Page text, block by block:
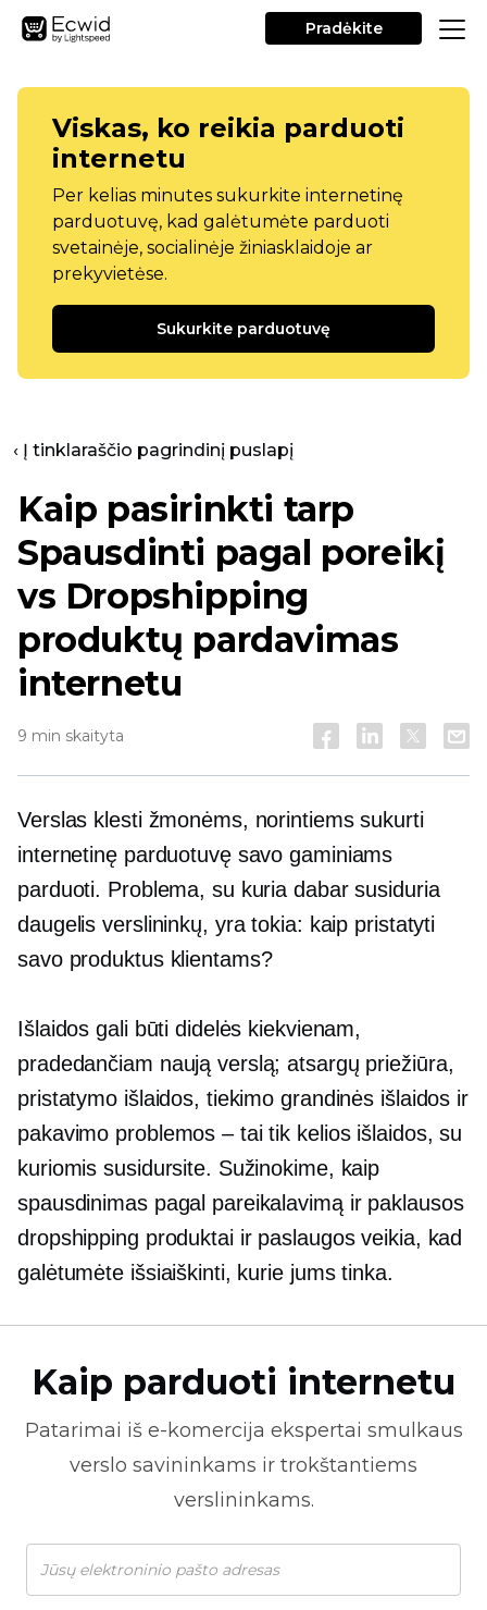
Pradėkite
Viskas, ko reikia parduoti
internetu
Per kelias minutes sukurkite internetinę
parduotuvę, kad galėtumėte parduoti
svetainėje, socialinėje žiniasklaidoje ar
prekyvietėse.
Sukurkite parduotuvę
‹ Į tinklaraščio pagrindinį puslapį
Kaip pasirinkti tarp
Spausdinti pagal poreikį
vs Dropshipping
produktų pardavimas
internetu
9 min skaityta
Verslas klesti žmonėms, norintiems sukurti
internetinę parduotuvę savo gaminiams
parduoti. Problema, su kuria dabar susiduria
daugelis verslininkų, yra tokia: kaip pristatyti
savo produktus klientams?
Išlaidos gali būti didelės kiekvienam,
pradedančiam naują verslą; atsargų priežiūra,
pristatymo išlaidos, tiekimo grandinės išlaidos ir
pakavimo problemos – tai tik kelios išlaidos, su
kuriomis susidursite. Sužinokime, kaip
spausdinimas pagal pareikalavimąir paklausos
dropshipping produktai ir paslaugos veikia, kad
galėtumėte išsiaiškinti, kurie jums tinka.
Kaip parduoti internetu
Patarimai iš e-komercija ekspertai smulkaus
verslo savininkams ir trokštantiems
verslininkams.